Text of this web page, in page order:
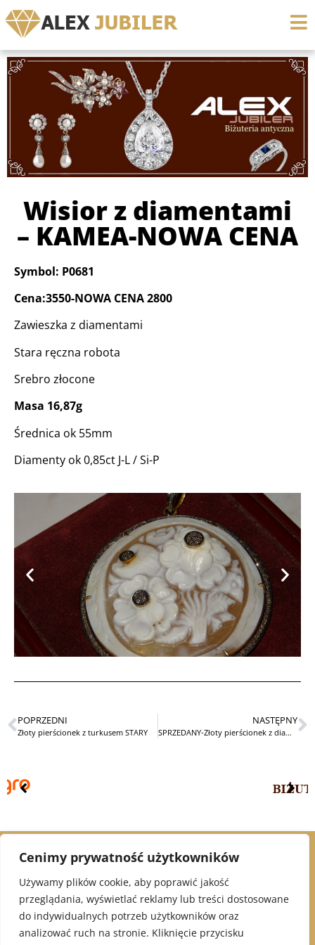
Cenimy prywatność użytkowników
Używamy plików cookie, aby poprawić jakość
przeglądania, wyświetlać reklamy lub treści dostosowane
do indywidualnych potrzeb użytkowników oraz
analizować ruch na stronie. Kliknięcie przycisku
Wisior z diamentami
– KAMEA-NOWA CENA
Symbol: P0681
Cena:3550-NOWA CENA 2800
Zawieszka z diamentami
Stara ręczna robota
Srebro złocone
Masa 16,87g
Średnica ok 55mm
Diamenty ok 0,85ct J-L / Si-P
POPRZEDNI
Złoty pierścionek z turkusem STARY
NASTĘPNY
SPRZEDANY-Złoty pierścionek z diamentami
© 2021 Alex Jubiler
INFORMACJE: